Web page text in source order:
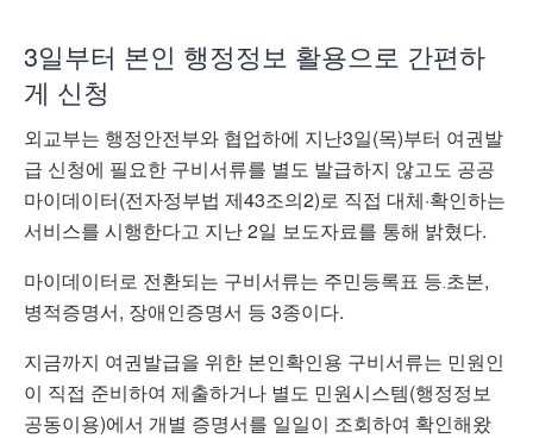
3일부터 본인 행정정보 활용으로 간편하
게 신청
외교부는 행정안전부와 협업하에 지난3일(목)부터 여권발
급 신청에 필요한 구비서류를 별도 발급하지 않고도 공공
마이데이터(전자정부법 제43조의2)로 직접 대체·확인하는
서비스를 시행한다고 지난 2일 보도자료를 통해 밝혔다.
마이데이터로 전환되는 구비서류는 주민등록표 등․초본,
병적증명서, 장애인증명서 등 3종이다.
지금까지 여권발급을 위한 본인확인용 구비서류는 민원인
이 직접 준비하여 제출하거나 별도 민원시스템(행정정보
공동이용)에서 개별 증명서를 일일이 조회하여 확인해왔